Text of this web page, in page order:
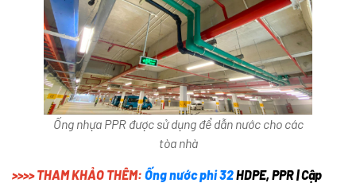
Ống nhựa PPR được sử dụng để dẫn nước cho các
tòa nhà
>>>> THAM KHẢO THÊM: Ống nước phi 32HDPE, PPR | Cập